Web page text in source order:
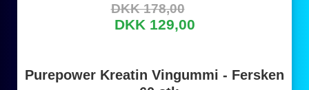
DKK 178,00
DKK 129,00
Purepower Kreatin Vingummi - Fersken